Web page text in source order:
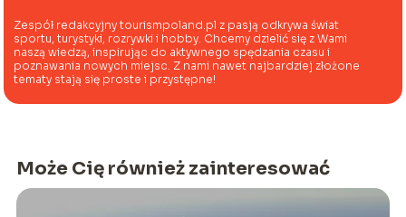
Zespół redakcyjny tourismpoland.pl z pasją odkrywa świat
sportu, turystyki, rozrywki i hobby. Chcemy dzielić się z Wami
naszą wiedzą, inspirując do aktywnego spędzania czasu i
poznawania nowych miejsc. Z nami nawet najbardziej złożone
tematy stają się proste i przystępne!
Może Cię również zainteresować